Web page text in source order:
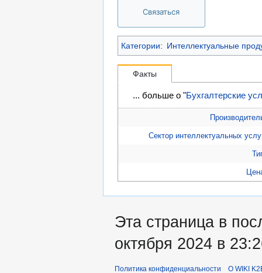
Связаться
Категории: Интеллектуальные
Факты
... больше о "Бухгалтерские
Сектор интеллектуальных
Эта страница в
октября 2024 в
Политика конфиденциальности О WIKI